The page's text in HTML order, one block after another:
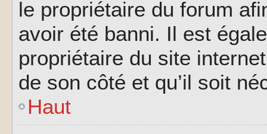
le propriétaire du forum
avoir été banni. Il est
propriétaire du site
de son côté et qu’il soit
Haut